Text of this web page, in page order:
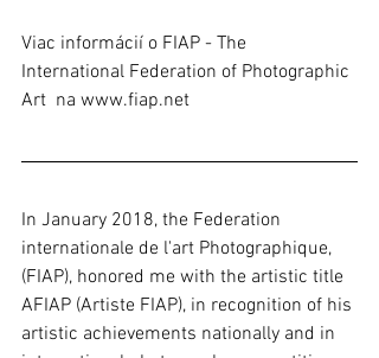
Viac informácií o FIAP - The
International Federation of Photographic
Art  na www.fiap.net
In January 2018, the Federation
internationale de l'art Photographique,
(FIAP), honored me with the artistic title
AFIAP (Artiste FIAP), in recognition of his
artistic achievements nationally and in